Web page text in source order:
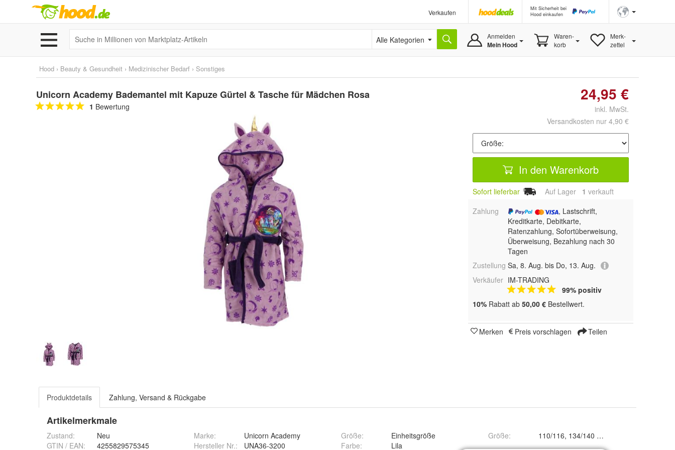
Verkaufen
Mit Sicherheit bei
Hood einkaufen
Alle Kategorien Anmelden
Mein Hood
Waren-
korb
Merk-
zettel
Hood › Beauty & Gesundheit › Medizinischer Bedarf › Sonstiges
Unicorn Academy Bademantel mit Kapuze Gürtel & Tasche für Mädchen Rosa
1 Bewertung
24,95 €
inkl. MwSt.
Versandkosten nur 4,90 €
In den Warenkorb
Sofort lieferbar Auf Lager 1 verkauft
Zahlung
, Lastschrift,
Kreditkarte, Debitkarte,
Ratenzahlung, Sofortüberweisung,
Überweisung, Bezahlung nach 30
Tagen
Zustellung Sa, 8. Aug. bis Do, 13. Aug.
Verkäufer IM-TRADING
99% positiv
10% Rabatt ab 50,00 € Bestellwert.
Merken Preis vorschlagen Teilen
Produktdetails Zahlung, Versand & Rückgabe
Artikelmerkmale
Zustand:
Neu
GTIN / EAN:
4255829575345
Marke:
Unicorn Academy
Hersteller Nr.:
UNA36-3200
Größe:
Einheitsgröße
Farbe: Lila
Größe: